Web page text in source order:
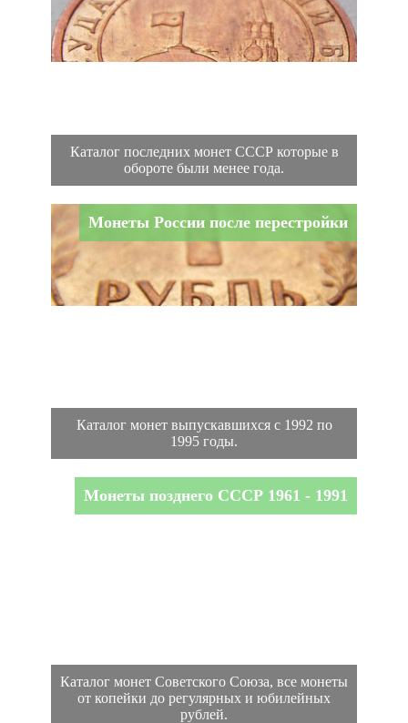
Каталог последних монет СССР которые в
обороте были менее года.
Монеты России после перестройки
Каталог монет выпускавшихся с 1992 по
1995 годы.
Монеты позднего СССР 1961 - 1991
Каталог монет Советского Союза, все монеты
от копейки до регулярных и юбилейных
рублей.